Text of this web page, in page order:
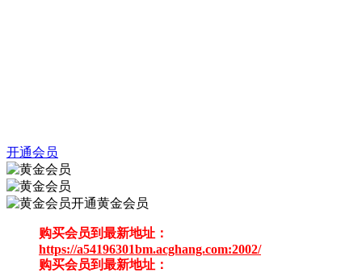
开通会员
开通黄金会员
购买会员到最新地址：
https://a54196301bm.acghang.com:2002/
购买会员到最新地址：